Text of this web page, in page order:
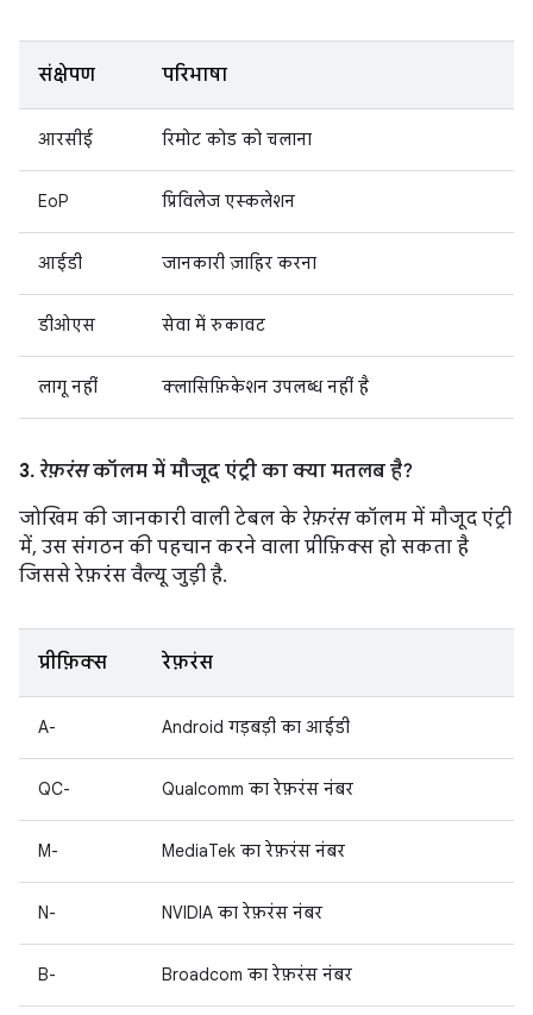
संक्षेपण परिभाषा
आरसीई रिमोट कोड को चलाना
EoP प्रिविलेज एस्कलेशन
आईडी जानकारी ज़ाहिर करना
डीओएस सेवा में रुकावट
लागू नहीं क्लासिफ़िकेशन उपलब्ध नहीं है
3. रेफ़रंसकॉलम में मौजूद एंट्री का क्या मतलब है?
जोखिम की जानकारी वाली टेबल के रेफ़रंसकॉलम में मौजूद एंट्री
में, उस संगठन की पहचान करने वाला प्रीफ़िक्स हो सकता है
जिससे रेफ़रंस वैल्यू जुड़ी है.
प्रीफ़िक्स रेफ़रंस
A- Android गड़बड़ी का आईडी
QC- Qualcomm का रेफ़रंस नंबर
M- MediaTek का रेफ़रंस नंबर
N- NVIDIA का रेफ़रंस नंबर
B- Broadcom का रेफ़रंस नंबर